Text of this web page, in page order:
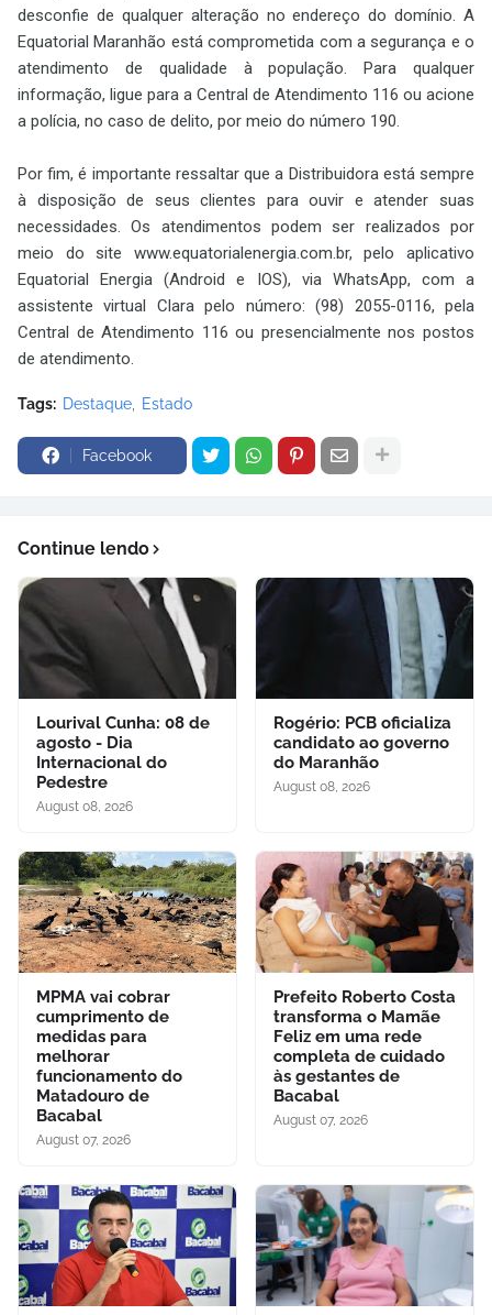
desconfie de qualquer alteração no endereço do domínio. A
Equatorial Maranhão está comprometida com a segurança e o
atendimento de qualidade à população. Para qualquer
informação, ligue para a Central de Atendimento 116 ou acione
a polícia, no caso de delito, por meio do número 190.
Por fim, é importante ressaltar que a Distribuidora está sempre
à disposição de seus clientes para ouvir e atender suas
necessidades. Os atendimentos podem ser realizados por
meio do site www.equatorialenergia.com.br, pelo aplicativo
Equatorial Energia (Android e IOS), via WhatsApp, com a
assistente virtual Clara pelo número: (98) 2055-0116, pela
Central de Atendimento 116 ou presencialmente nos postos
de atendimento.
Tags: Destaque Estado
Facebook
Continue lendo
Lourival Cunha: 08 de
agosto - Dia
Internacional do
Pedestre
August 08, 2026
Rogério: PCB oficializa
candidato ao governo
do Maranhão
August 08, 2026
MPMA vai cobrar
cumprimento de
medidas para
melhorar
funcionamento do
Matadouro de
Bacabal
August 07, 2026
Prefeito Roberto Costa
transforma o Mamãe
Feliz em uma rede
completa de cuidado
às gestantes de
Bacabal
August 07, 2026